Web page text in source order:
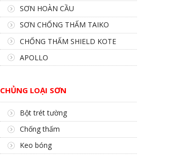
SƠN HOÀN CẦU
SƠN CHỐNG THẤM TAIKO
CHỐNG THẤM SHIELD KOTE
APOLLO
CHỦNG LOẠI SƠN
Bột trét tường
Chống thấm
Keo bóng